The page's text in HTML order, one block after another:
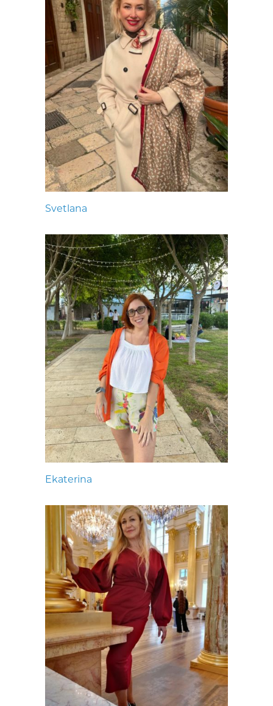
Svetlana
Ekaterina